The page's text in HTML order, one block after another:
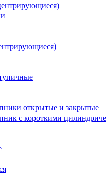
открытые и закрытые
с короткими